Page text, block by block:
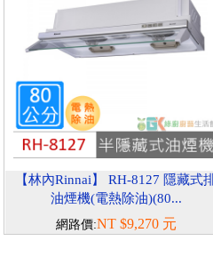
【林內Rinnai】 RH-8127 隱藏式
油煙機(電熱除油)(80...
網路價:NT $9,270 元